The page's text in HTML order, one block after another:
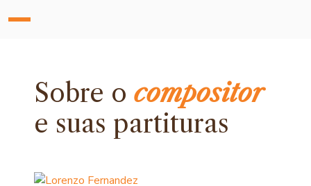
Sobre ocompositor
e suas partituras